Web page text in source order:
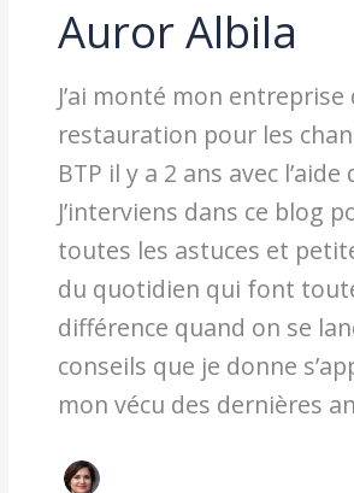
Auror Albila
J’ai monté mon entreprise
restauration pour les
BTP il y a 2 ans avec l’aide
J’interviens dans ce blog
toutes les astuces et
du quotidien qui font
différence quand on se
conseils que je donne
mon vécu des dernières